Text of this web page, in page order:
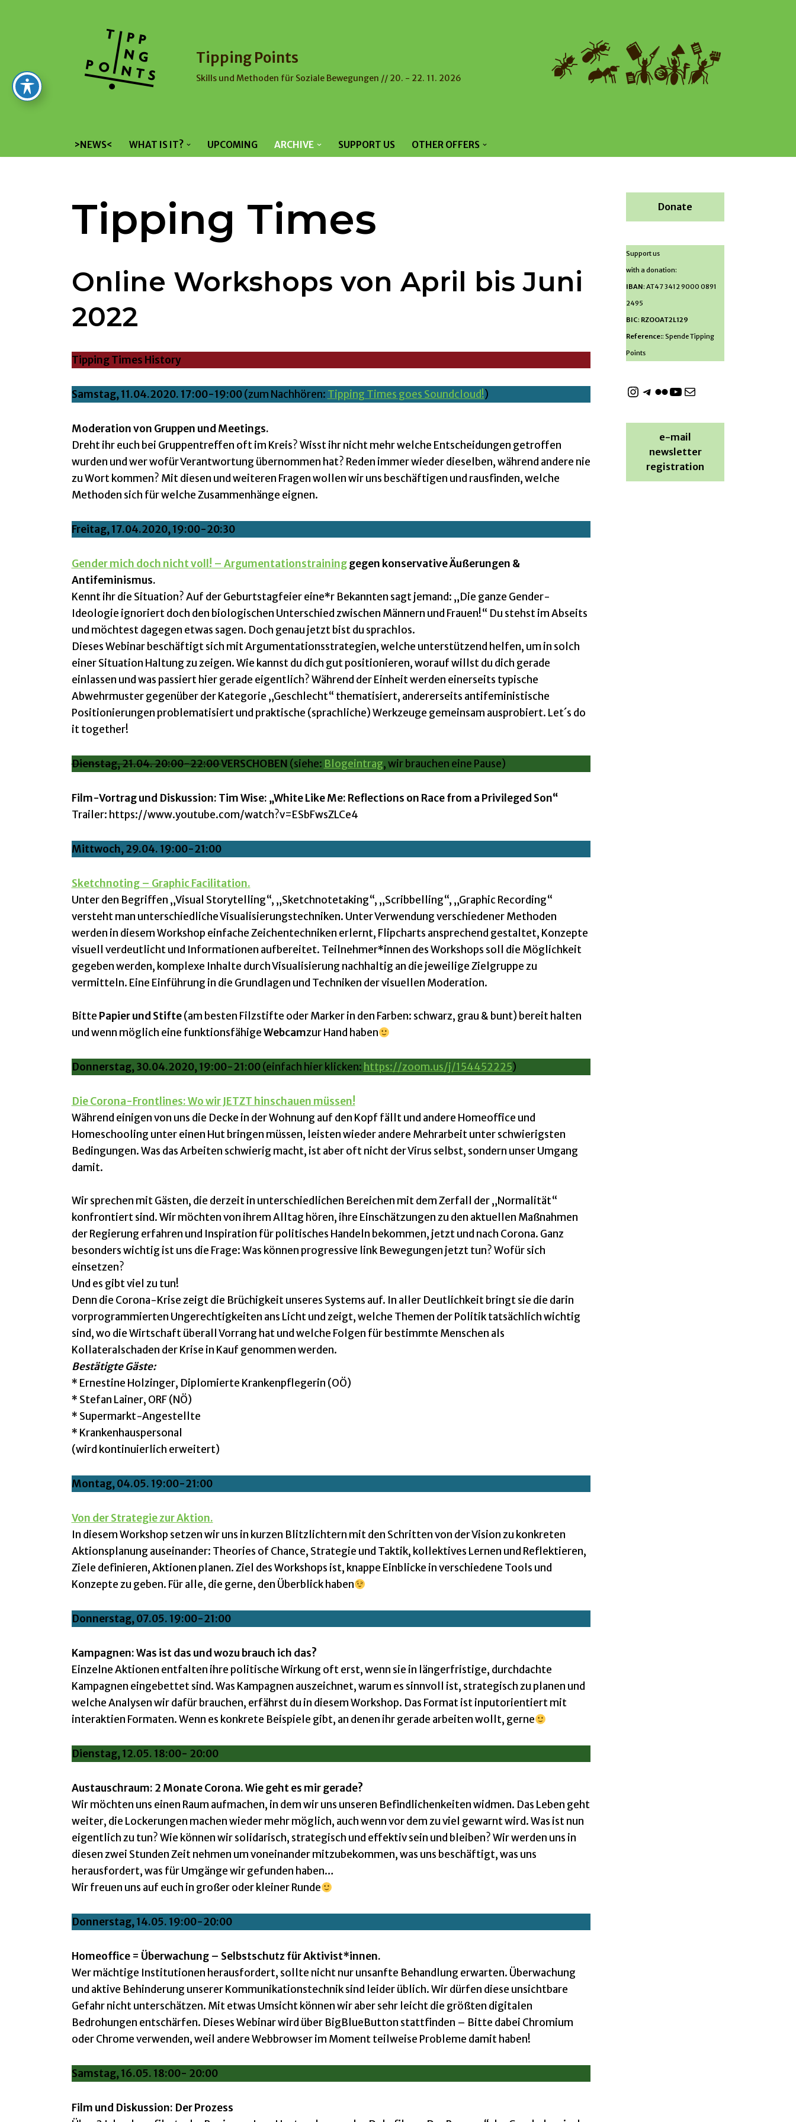
Tipping Points
Skills und Methoden für Soziale Bewegungen // 20. - 22. 11. 2026
>NEWS< WHAT IS IT? UPCOMING ARCHIVE SUPPORT US OTHER OFFERS
Tipping Times
Online Workshops von April bis Juni
2022
Tipping Times History
Samstag, 11.04.2020. 17:00-19:00(zum Nachhören: Tipping Times goes Soundcloud!)
Moderation von Gruppen und Meetings.
Dreht ihr euch bei Gruppentreffen oft im Kreis? Wisst ihr nicht mehr welche Entscheidungen getroffen
wurden und wer wofür Verantwortung übernommen hat? Reden immer wieder dieselben, während andere nie
zu Wort kommen? Mit diesen und weiteren Fragen wollen wir uns beschäftigen und rausfinden, welche
Methoden sich für welche Zusammenhänge eignen.
Freitag, 17.04.2020, 19:00-20:30
Gender mich doch nicht voll! – Argumentationstraininggegen konservative Äußerungen &
Antifeminismus.
Kennt ihr die Situation? Auf der Geburtstagfeier eine*r Bekannten sagt jemand: „Die ganze Gender-
Ideologie ignoriert doch den biologischen Unterschied zwischen Männern und Frauen!“ Du stehst im Abseits
und möchtest dagegen etwas sagen. Doch genau jetzt bist du sprachlos.
Dieses Webinar beschäftigt sich mit Argumentationsstrategien, welche unterstützend helfen, um in solch
einer Situation Haltung zu zeigen. Wie kannst du dich gut positionieren, worauf willst du dich gerade
einlassen und was passiert hier gerade eigentlich? Während der Einheit werden einerseits typische
Abwehrmuster gegenüber der Kategorie „Geschlecht“ thematisiert, andererseits antifeministische
Positionierungen problematisiert und praktische (sprachliche) Werkzeuge gemeinsam ausprobiert. Let´s do
it together!
Dienstag, 21.04. 20:00-22:00VERSCHOBEN (siehe: Blogeintrag, wir brauchen eine Pause)
Film-Vortrag und Diskussion: Tim Wise: „White Like Me: Reflections on Race from a Privileged Son“
Trailer: https://www.youtube.com/watch?v=ESbFwsZLCe4
Mittwoch, 29.04. 19:00-21:00
Sketchnoting – Graphic Facilitation.
Unter den Begriffen „Visual Storytelling“, „Sketchnotetaking“, „Scribbelling“, „Graphic Recording“
versteht man unterschiedliche Visualisierungstechniken. Unter Verwendung verschiedener Methoden
werden in diesem Workshop einfache Zeichentechniken erlernt, Flipcharts ansprechend gestaltet, Konzepte
visuell verdeutlicht und Informationen aufbereitet. Teilnehmer*innen des Workshops soll die Möglichkeit
gegeben werden, komplexe Inhalte durch Visualisierung nachhaltig an die jeweilige Zielgruppe zu
vermitteln. Eine Einführung in die Grundlagen und Techniken der visuellen Moderation.
Bitte Papier und Stifte(am besten Filzstifte oder Marker in den Farben: schwarz, grau & bunt) bereit halten
und wenn möglich eine funktionsfähigeWebcamzur Hand haben
Donnerstag, 30.04.2020, 19:00-21:00(einfach hier klicken: https://zoom.us/j/154452225)
Die Corona-Frontlines: Wo wir JETZT hinschauen müssen!
Während einigen von uns die Decke in der Wohnung auf den Kopf fällt und andere Homeoffice und
Homeschooling unter einen Hut bringen müssen, leisten wieder andere Mehrarbeit unter schwierigsten
Bedingungen. Was das Arbeiten schwierig macht, ist aber oft nicht der Virus selbst, sondern unser Umgang
damit.
Wir sprechen mit Gästen, die derzeit in unterschiedlichen Bereichen mit dem Zerfall der „Normalität“
konfrontiert sind. Wir möchten von ihrem Alltag hören, ihre Einschätzungen zu den aktuellen Maßnahmen
der Regierung erfahren und Inspiration für politisches Handeln bekommen, jetzt und nach Corona. Ganz
besonders wichtig ist uns die Frage: Was können progressive link Bewegungen jetzt tun? Wofür sich
einsetzen?
Und es gibt viel zu tun!
Denn die Corona-Krise zeigt die Brüchigkeit unseres Systems auf. In aller Deutlichkeit bringt sie die darin
vorprogrammierten Ungerechtigkeiten ans Licht und zeigt, welche Themen der Politik tatsächlich wichtig
sind, wo die Wirtschaft überall Vorrang hat und welche Folgen für bestimmte Menschen als
Kollateralschaden der Krise in Kauf genommen werden.
Bestätigte Gäste:
* Ernestine Holzinger, Diplomierte Krankenpflegerin (OÖ)
* Stefan Lainer, ORF (NÖ)
* Supermarkt-Angestellte
* Krankenhauspersonal
(wird kontinuierlich erweitert)
Montag, 04.05. 19:00-21:00
Von der Strategie zur Aktion.
In diesem Workshop setzen wir uns in kurzen Blitzlichtern mit den Schritten von der Vision zu konkreten
Aktionsplanung auseinander: Theories of Chance, Strategie und Taktik, kollektives Lernen und Reflektieren,
Ziele definieren, Aktionen planen. Ziel des Workshops ist, knappe Einblicke in verschiedene Tools und
Konzepte zu geben. Für alle, die gerne, den Überblick haben
Donnerstag, 07.05. 19:00-21:00
Kampagnen: Was ist das und wozu brauch ich das?
Einzelne Aktionen entfalten ihre politische Wirkung oft erst, wenn sie in längerfristige, durchdachte
Kampagnen eingebettet sind. Was Kampagnen auszeichnet, warum es sinnvoll ist, strategisch zu planen und
welche Analysen wir dafür brauchen, erfährst du in diesem Workshop. Das Format ist inputorientiert mit
interaktien Formaten. Wenn es konkrete Beispiele gibt, an denen ihr gerade arbeiten wollt, gerne
Dienstag, 12.05. 18:00- 20:00
Austauschraum: 2 Monate Corona. Wie geht es mir gerade?
Wir möchten uns einen Raum aufmachen, in dem wir uns unseren Befindlichenkeiten widmen. Das Leben geht
weiter, die Lockerungen machen wieder mehr möglich, auch wenn vor dem zu viel gewarnt wird. Was ist nun
eigentlich zu tun? Wie können wir solidarisch, strategisch und effektiv sein und bleiben? Wir werden uns in
diesen zwei Stunden Zeit nehmen um voneinander mitzubekommen, was uns beschäftigt, was uns
herausfordert, was für Umgänge wir gefunden haben…
Wir freuen uns auf euch in großer oder kleiner Runde
Donnerstag, 14.05. 19:00-20:00
Homeoffice = Überwachung – Selbstschutz für Aktivist*innen.
Wer mächtige Institutionen herausfordert, sollte nicht nur unsanfte Behandlung erwarten. Überwachung
und aktive Behinderung unserer Kommunikationstechnik sind leider üblich. Wir dürfen diese unsichtbare
Gefahr nicht unterschätzen. Mit etwas Umsicht können wir aber sehr leicht die größten digitalen
Bedrohungen entschärfen. Dieses Webinar wird über BigBlueButton stattfinden – Bitte dabei Chromium
oder Chrome verwenden, weil andere Webbrowser im Moment teilweise Probleme damit haben!
Samstag, 16.05. 18:00- 20:00
Film und Diskussion: Der Prozess
Donate
Support us
with a donation:
IBAN: AT47 3412 9000 0891
2495
BIC: RZOOAT2L129
Reference:: Spende Tipping
Points
e-mail
newsletter
registration